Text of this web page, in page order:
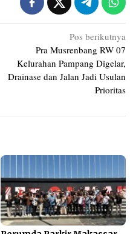
Pos berikutnya
Pra Musrenbang RW 07
Kelurahan Pampang Digelar,
Drainase dan Jalan Jadi Usulan
Prioritas